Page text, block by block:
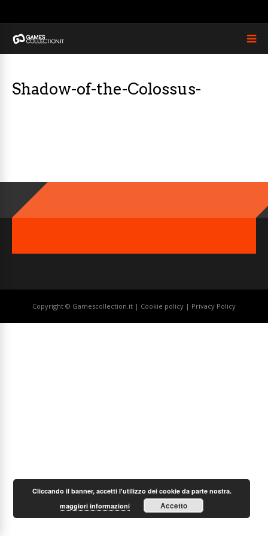
Shadow-of-the-Colossus-
Copyright © Gamescollection.it | Cookie policy | Privacy Policy
Cliccando il banner, accetti l'utilizzo dei cookie da parte nostra.
maggiori informazioni
Accetto